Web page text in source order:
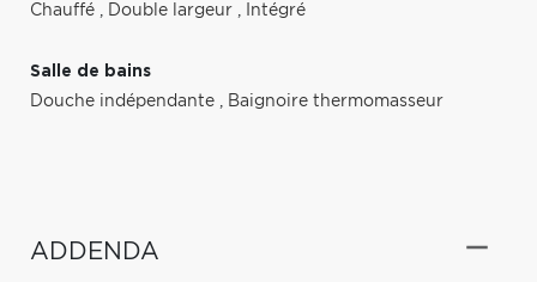
Chauffé , Double largeur , Intégré
Salle de bains
Douche indépendante , Baignoire thermomasseur
ADDENDA